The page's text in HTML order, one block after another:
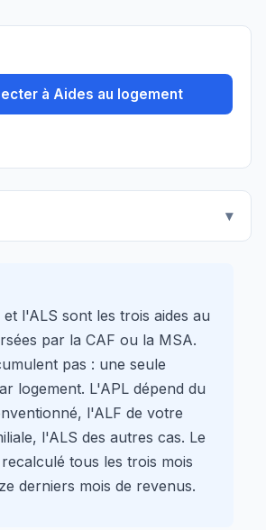
à Aides au logement
l'ALS sont les trois aides au
par la CAF ou la MSA.
pas : une seule
logement. L'APL dépend du
l'ALF de votre
l'ALS des autres cas. Le
tous les trois mois
derniers mois de revenus.